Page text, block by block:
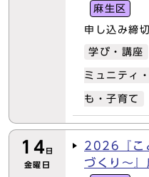
麻生区
申し込み締
学び・講座
ミュニティ
も・子育て
14 日
金曜日
2026『こ
づくり～